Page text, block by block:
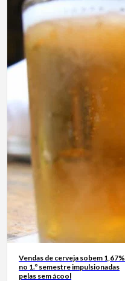
Vendas de cerveja sobem 1,67%
no 1.º semestre impulsionadas
pelas sem ácool